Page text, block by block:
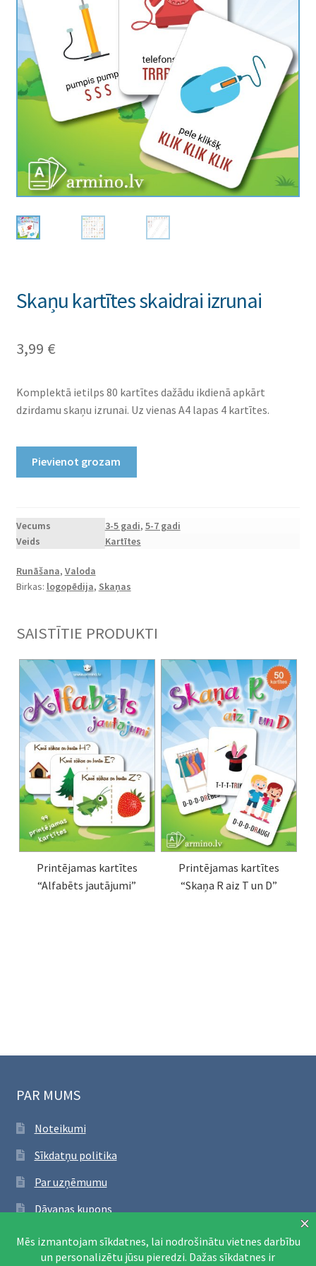
Skaņu kartītes skaidrai izrunai
3,99 €
Komplektā ietilps 80 kartītes dažādu ikdienā apkārt
dzirdamu skaņu izrunai. Uz vienas A4 lapas 4 kartītes.
daudzums
Pievienot grozam
Vecums 3-5 gadi, 5-7 gadi
Veids
Kartītes
Runāšana, Valoda
Birkas: logopēdija, Skaņas
SAISTĪTIE PRODUKTI
Printējamas kartītes
“Alfabēts jautājumi”
Printējamas kartītes
“Skaņa R aiz T un D”
PAR MUMS
Noteikumi
Sīkdatņu politika
Par uzņēmumu
Dāvanas kupons
SEKO FACEBOOK